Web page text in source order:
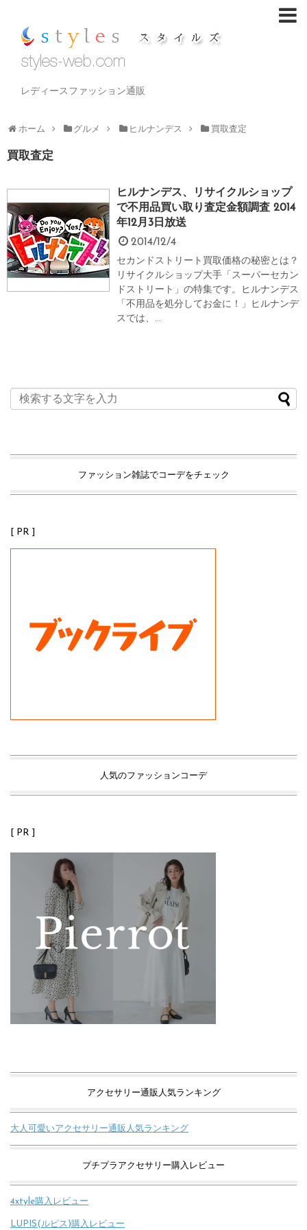
レディースファッション通販
ホーム グルメ ヒルナンデス 買取査定
買取査定
ヒルナンデス、リサイクルショップ
で不用品買い取り査定金額調査 2014
年12月3日放送
2014/12/4
セカンドストリート買取価格の秘密とは？
リサイクルショップ大手「スーパーセカン
ドストリート」の特集です。ヒルナンデス
「不用品を処分してお金に！」ヒルナンデ
スでは、...
ファッション雑誌でコーデをチェック
[ PR ]
人気のファッションコーデ
[ PR ]
アクセサリー通販人気ランキング
大人可愛いアクセサリー通販人気ランキング
プチプラアクセサリー購入レビュー
4xtyle購入レビュー
LUPIS(ルピス)購入レビュー